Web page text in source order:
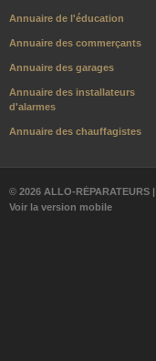
Annuaire de l'éducation
Annuaire des commerçants
Annuaire des garages
Annuaire des installateurs
d'alarmes
Annuaire des chauffagistes
© 2026 ALLO-RÉPARATEURS |
Voir la version mobile